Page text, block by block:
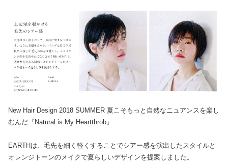
New Hair Design 2018 SUMMER 夏こそもっと自然なニュアンスを楽し
むんだ『Natural is My Heartthrob』
EARTHは、毛先を細く軽くすることでシアー感を演出したスタイルと
オレンジトーンのメイクで夏らしいデザインを提案しました。